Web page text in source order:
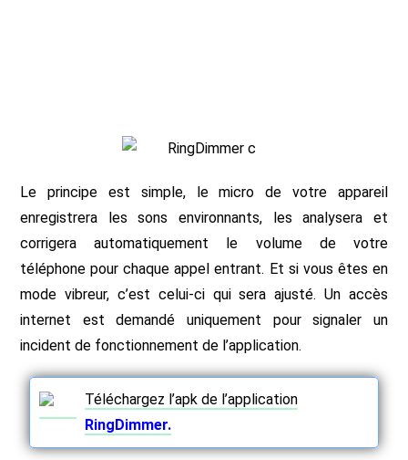
Le principe est simple, le micro de votre appareil
enregistrera les sons environnants, les analysera et
corrigera automatiquement le volume de votre
téléphone pour chaque appel entrant. Et si vous êtes en
mode vibreur, c’est celui-ci qui sera ajusté. Un accès
internet est demandé uniquement pour signaler un
incident de fonctionnement de l’application.
Téléchargez l’apk de l’application
RingDimmer.